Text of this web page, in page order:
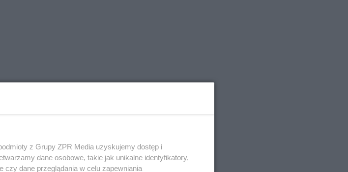
z Grupy ZPR Media uzyskujemy dostęp i
dane osobowe, takie jak unikalne identyfikatory,
czy dane przeglądania w celu zapewniania